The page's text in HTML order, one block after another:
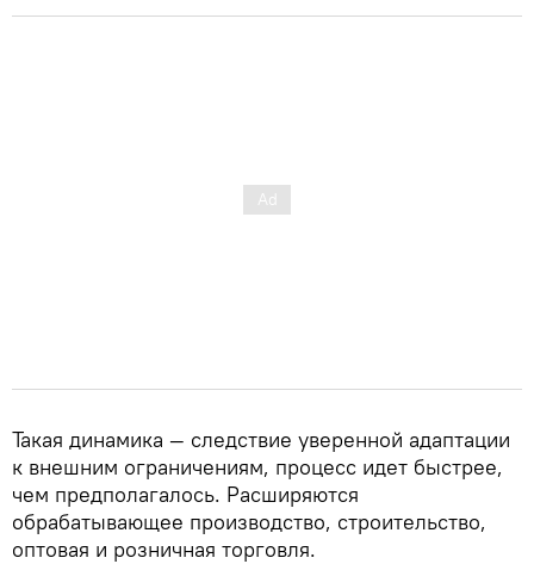
Такая динамика — следствие уверенной адаптации
к внешним ограничениям, процесс идет быстрее,
чем предполагалось. Расширяются
обрабатывающее производство, строительство,
оптовая и розничная торговля.